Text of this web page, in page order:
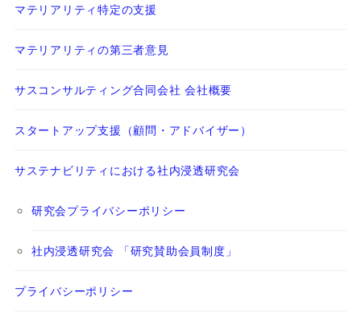
マテリアリティ特定の支援
マテリアリティの第三者意見
サスコンサルティング合同会社 会社概要
スタートアップ支援（顧問・アドバイザー）
サステナビリティにおける社内浸透研究会
研究会プライバシーポリシー
社内浸透研究会 「研究賛助会員制度」
プライバシーポリシー